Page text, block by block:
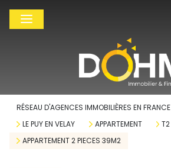
RÉSEAU D'AGENCES IMMOBILIÈRES EN FRANCE
LE PUY EN VELAY
APPARTEMENT
T2
APPARTEMENT 2 PIECES 39M2